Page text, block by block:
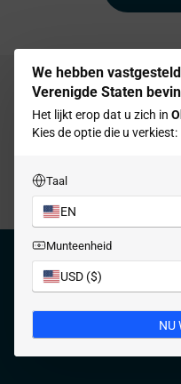
PRODUCT
INFORMATIE
We hebben
Verenigde Staten
Het lijkt erop dat u zich in
Kies de optie die u verkiest:
Taal
EN
Munteenheid
USD ($)
NU